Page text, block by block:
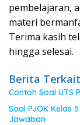
pembelajaran,
materi
Terima kasih
hingga selesai.
Berita Terkait
Contoh Soal UTS
Soal PJOK Kelas
Jawaban